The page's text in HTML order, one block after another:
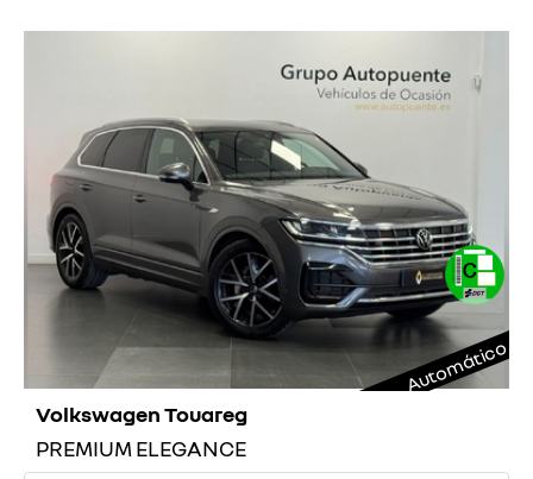
Automático
Volkswagen Touareg
PREMIUM ELEGANCE